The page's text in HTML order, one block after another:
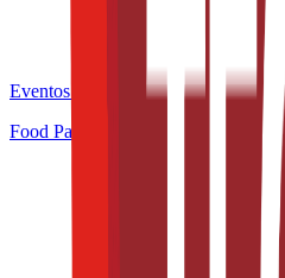
Eventos de la industria pasados
Food Pack & Process Congress 2025